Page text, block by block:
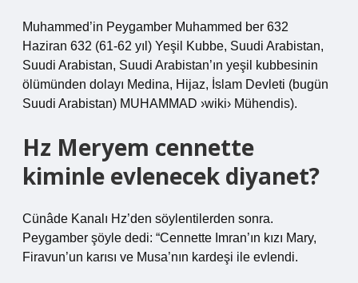
Muhammed’in Peygamber Muhammed ber 632
Haziran 632 (61-62 yıl) Yeşil Kubbe, Suudi Arabistan,
Suudi Arabistan, Suudi Arabistan’ın yeşil kubbesinin
ölümünden dolayı Medina, Hijaz, İslam Devleti (bugün
Suudi Arabistan) MUHAMMAD ›wiki› Mühendis).
Hz Meryem cennette
kiminle evlenecek diyanet?
Cünâde Kanalı Hz’den söylentilerden sonra.
Peygamber şöyle dedi: “Cennette Imran’ın kızı Mary,
Firavun’un karısı ve Musa’nın kardeşi ile evlendi.